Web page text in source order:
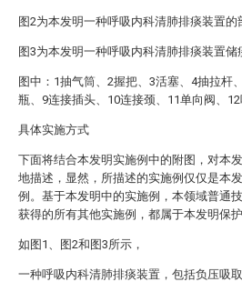
图2为本发明一种呼吸内科清肺排痰装置的
图3为本发明一种呼吸内科清肺排痰装置储
图中：1抽气筒、2握把、3活塞、4抽拉杆
瓶、9连接插头、10连接颈、11单向阀、12
具体实施方式
下面将结合本发明实施例中的附图，对本
地描述，显然，所描述的实施例仅仅是本
例。基于本发明中的实施例，本领域普通
获得的所有其他实施例，都属于本发明保护
如图1、图2和图3所示，
一种呼吸内科清肺排痰装置，包括负压吸